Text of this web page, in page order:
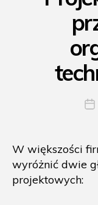
W większości
wyróżnić dwie
projektowych: